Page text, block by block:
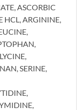
ASCORBIC
HCL, ARGININE,
SERINE,